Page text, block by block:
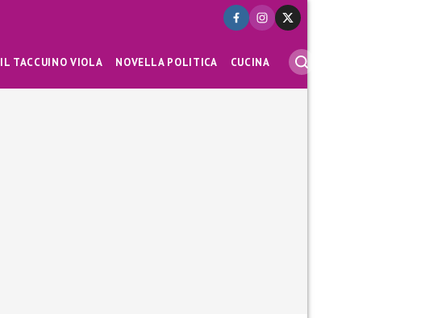
IL TACCUINO VIOLA NOVELLA POLITICA CUCINA